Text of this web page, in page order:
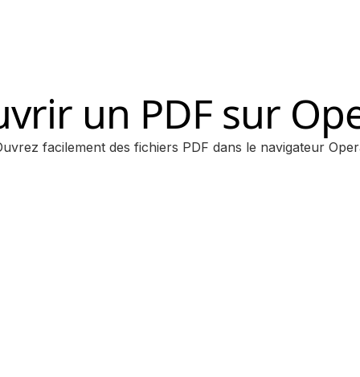
un PDF sur
facilement des fichiers PDF dans le navigateur